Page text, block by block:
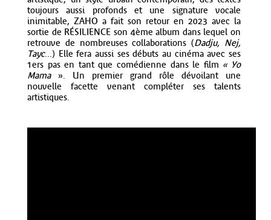
toujours aussi profonds et une signature vocale
inimitable, ZAHO a fait son retour en 2023 avec la
sortie de RÉSILIENCE son 4ème album dans lequel on
retrouve de nombreuses collaborations (Dadju, Nej,
Tayc...) Elle fera aussi ses débuts au cinéma avec ses
1ers pas en tant que comédienne dans le film « Yo
Mama». Un premier grand rôle dévoilant une
nouvelle facette venant compléter ses talents
artistiques.